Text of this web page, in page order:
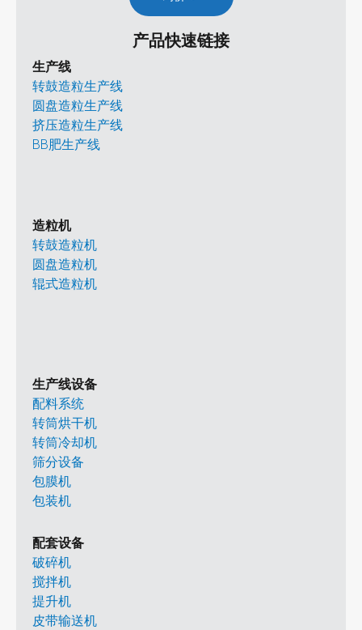
产品快速链接
生产线
转鼓造粒生产线
圆盘造粒生产线
挤压造粒生产线
BB肥生产线
造粒机
转鼓造粒机
圆盘造粒机
辊式造粒机
生产线设备
配料系统
转筒烘干机
转筒冷却机
筛分设备
包膜机
包装机
配套设备
破碎机
搅拌机
提升机
皮带输送机